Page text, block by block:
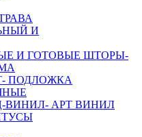
И
И ГОТОВЫЕ ШТОРЫ-
ПОДЛОЖКА
ВИНИЛ- АРТ ВИНИЛ